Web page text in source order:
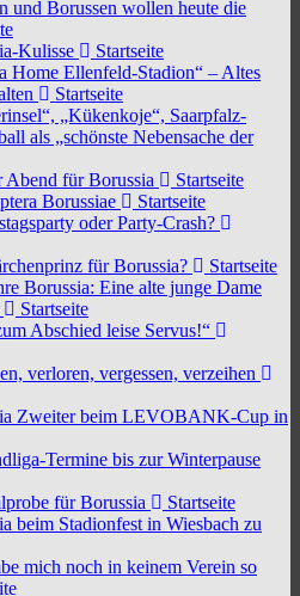
und Borussen wollen heute die
Kulisse
Startseite
Home Ellenfeld-Stadion“ – Altes
Startseite
„Kükenkoje“, Saarpfalz-
als „schönste Nebensache der
Abend für Borussia
Startseite
Borussiae
Startseite
oder Party-Crash?
für Borussia?
Startseite
Borussia: Eine alte junge Dame
Startseite
Abschied leise Servus!“
verloren, vergessen, verzeihen
Zweiter beim LEVOBANK-Cup in
Termine bis zur Winterpause
für Borussia
Startseite
beim Stadionfest in Wiesbach zu
mich noch in keinem Verein so